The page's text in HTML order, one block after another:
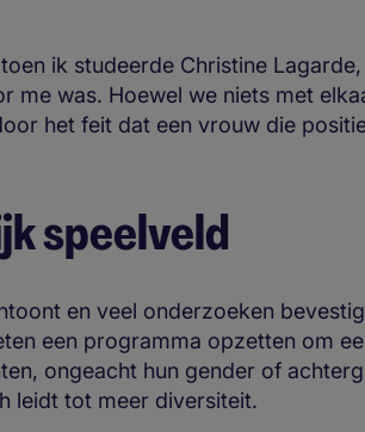
ik studeerde Christine
me was. Hoewel we niets met
het feit dat een vrouw die
speelveld
en veel onderzoeken
een programma opzetten om
ongeacht hun gender of
leidt tot meer diversiteit.